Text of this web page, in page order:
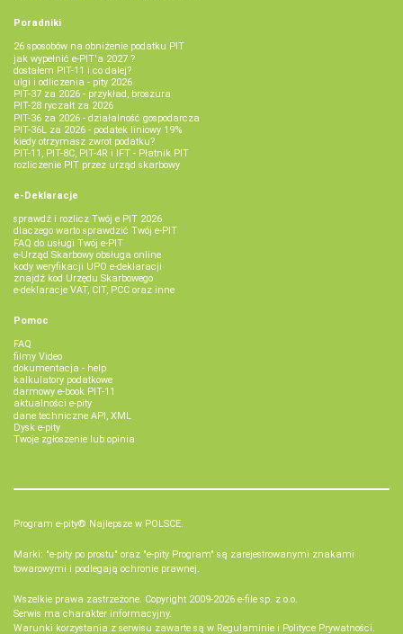
Poradniki
26 sposobów na obniżenie podatku PIT
jak wypełnić e-PIT'a 2027 ?
dostałem PIT-11 i co dalej?
ulgi i odliczenia - pity 2026
PIT-37 za 2026 - przykład, broszura
PIT-28 ryczałt za 2026
PIT-36 za 2026 - działalność gospodarcza
PIT-36L za 2026 - podatek liniowy 19%
kiedy otrzymasz zwrot podatku?
PIT-11, PIT-8C, PIT-4R i IFT - Płatnik PIT
rozliczenie PIT przez urząd skarbowy
e-Deklaracje
sprawdź i rozlicz Twój e PIT 2026
dlaczego warto sprawdzić Twój e-PIT
FAQ do usługi Twój e-PIT
e-Urząd Skarbowy obsługa online
kody weryfikacji UPO e-deklaracji
znajdź kod Urzędu Skarbowego
e-deklaracje VAT, CIT, PCC oraz inne
Pomoc
FAQ
filmy Video
dokumentacja - help
kalkulatory podatkowe
darmowy e-book PIT-11
aktualności e-pity
dane techniczne API, XML
Dysk e-pity
Twoje zgłoszenie lub opinia
Program e-pity® Najlepsze w POLSCE.
Marki: "e-pity po prostu" oraz "e-pity Program" są zarejestrowanymi znakami
towarowymi i podlegają ochronie prawnej.
Wszelkie prawa zastrzeżone. Copyright 2009-2026 e-file sp. z o.o.
Serwis ma charakter informacyjny.
Warunki korzystania z serwisu zawarte są w Regulaminie i Polityce Prywatności.